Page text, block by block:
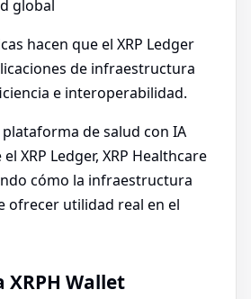
global
hacen que el XRP Ledger
de infraestructura
e interoperabilidad.
de salud con IA
XRP Ledger, XRP Healthcare
cómo la infraestructura
ofrecer utilidad real en el
XRPH Wallet